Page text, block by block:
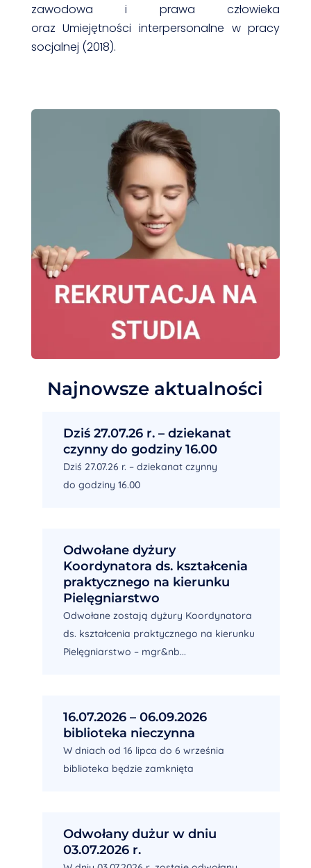
zawodowa i prawa człowieka
oraz Umiejętności interpersonalne w pracy
socjalnej (2018).
Najnowsze aktualności
Dziś 27.07.26 r. – dziekanat
czynny do godziny 16.00
Dziś 27.07.26 r. – dziekanat czynny
do godziny 16.00
Odwołane dyżury
Koordynatora ds. kształcenia
praktycznego na kierunku
Pielęgniarstwo
Odwołane zostają dyżury Koordynatora
ds. kształcenia praktycznego na kierunku
Pielęgniarstwo – mgr&nb...
16.07.2026 – 06.09.2026
biblioteka nieczynna
W dniach od 16 lipca do 6 września
biblioteka będzie zamknięta
Odwołany dużur w dniu
03.07.2026 r.